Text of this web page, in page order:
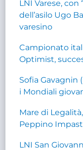
LNI Varese, con
dell’asilo Ugo
varesino
Campionato
Optimist,
Sofia Gavagnin
i Mondiali
Mare di
Peppino
LNI San